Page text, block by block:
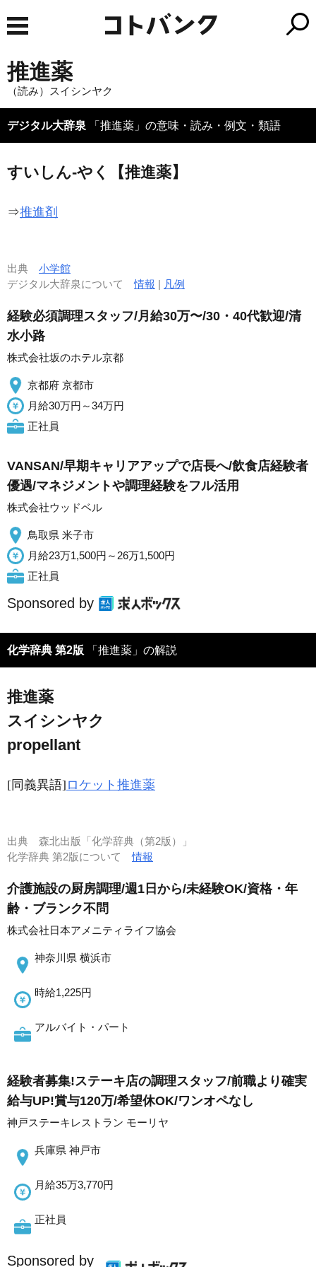
推進薬
（読み）スイシンヤク
デジタル大辞泉 「推進薬」の意味・読み・例文・類語
すいしん‐やく【推進薬】
⇒推進剤
出典 小学館
デジタル大辞泉について情報 | 凡例
経験必須調理スタッフ/月給30万〜/30・40代歓迎/清
水小路
株式会社坂のホテル京都
京都府 京都市
月給30万円～34万円
正社員
VANSAN/早期キャリアアップで店長へ/飲食店経験者
優遇/マネジメントや調理経験をフル活用
株式会社ウッドベル
鳥取県 米子市
月給23万1,500円～26万1,500円
正社員
Sponsored by
化学辞典 第2版 「推進薬」の解説
推進薬
スイシンヤク
propellant
[同義異語] ロケット推進薬
出典 森北出版「化学辞典（第2版）」
化学辞典 第2版について情報
介護施設の厨房調理/週1日から/未経験OK/資格・年
齢・ブランク不問
株式会社日本アメニティライフ協会
神奈川県 横浜市
時給1,225円
アルバイト・パート
経験者募集!ステーキ店の調理スタッフ/前職より確実
給与UP!賞与120万/希望休OK/ワンオペなし
神戸ステーキレストラン モーリヤ
兵庫県 神戸市
月給35万3,770円
正社員
Sponsored by